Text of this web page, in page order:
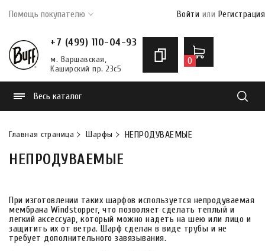
Помощь покупателю Войти или Регистрация
+7 (499) 110-04-93
м. Варшавская,
Каширский пр. 23с5
0
Весь каталог
Главная страница Шарфы НЕПРОДУВАЕМЫЕ
НЕПРОДУВАЕМЫЕ
При изготовлении таких шарфов используется непродуваемая
мембрана Windstopper, что позволяет сделать теплый и
легкий аксессуар, который можно надеть на шею или лицо и
защитить их от ветра. Шарф сделан в виде трубы и не
требует дополнительного завязывания.